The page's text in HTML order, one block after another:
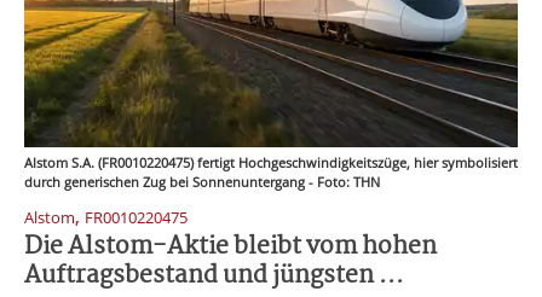
Alstom S.A. (FR0010220475) fertigt Hochgeschwindigkeitszüge, hier symbolisiert
durch generischen Zug bei Sonnenuntergang - Foto: THN
Alstom, FR0010220475
Die Alstom-Aktie bleibt vom hohen
Auftragsbestand und jüngsten ...